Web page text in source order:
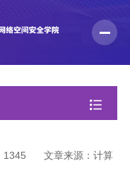
1345
文章来源：计算